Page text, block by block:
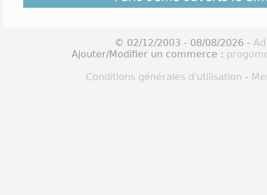
© 02/12/2003 - 08/08/2026 -
Ajouter/Modifier un commerce :
Conditions générales d'utilisation -